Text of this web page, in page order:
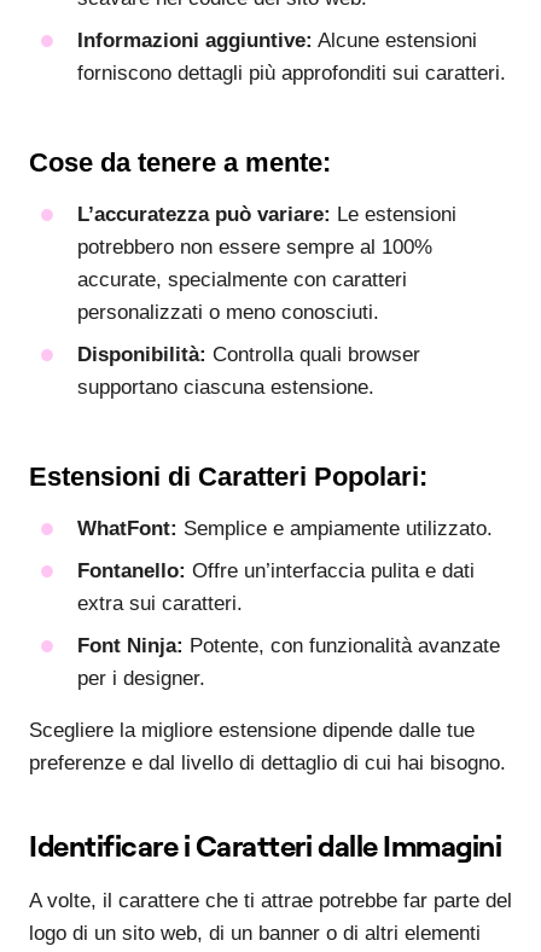
Informazioni aggiuntive: Alcune estensioni
forniscono dettagli più approfonditi sui caratteri.
Cose da tenere a mente:
L’accuratezza può variare: Le estensioni
potrebbero non essere sempre al 100%
accurate, specialmente con caratteri
personalizzati o meno conosciuti.
Disponibilità: Controlla quali browser
supportano ciascuna estensione.
Estensioni di Caratteri Popolari:
WhatFont: Semplice e ampiamente utilizzato.
Fontanello: Offre un’interfaccia pulita e dati
extra sui caratteri.
Font Ninja: Potente, con funzionalità avanzate
per i designer.
Scegliere la migliore estensione dipende dalle tue
preferenze e dal livello di dettaglio di cui hai bisogno.
Identificare i Caratteri dalle Immagini
A volte, il carattere che ti attrae potrebbe far parte del
logo di un sito web, di un banner o di altri elementi